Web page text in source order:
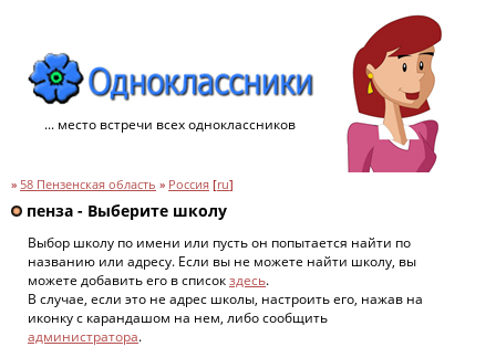
... место встречи всех одноклассников
» 58 Пензенская область » Россия [ru]
пенза - Выберите школу
Выбор школу по имени или пусть он попытается найти по
названию или адресу. Если вы не можете найти школу, вы
можете добавить его в списокздесь.
В случае, если это не адрес школы, настроить его, нажав на
иконку с карандашом на нем, либо сообщить
администратора.